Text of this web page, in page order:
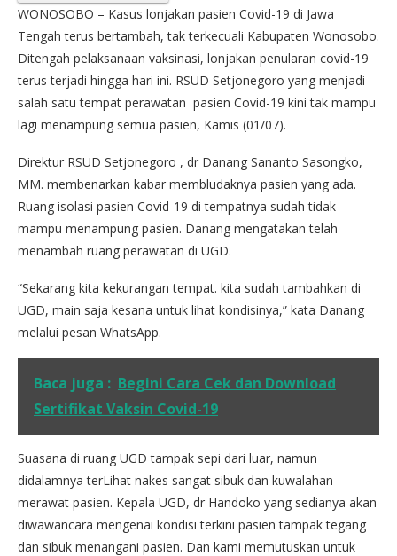
WONOSOBO – Kasus lonjakan pasien Covid-19 di Jawa
Tengah terus bertambah, tak terkecuali Kabupaten Wonosobo.
Ditengah pelaksanaan vaksinasi, lonjakan penularan covid-19
terus terjadi hingga hari ini. RSUD Setjonegoro yang menjadi
salah satu tempat perawatan pasien Covid-19 kini tak mampu
lagi menampung semua pasien, Kamis (01/07).
Direktur RSUD Setjonegoro , dr Danang Sananto Sasongko,
MM. membenarkan kabar membludaknya pasien yang ada.
Ruang isolasi pasien Covid-19 di tempatnya sudah tidak
mampu menampung pasien. Danang mengatakan telah
menambah ruang perawatan di UGD.
“Sekarang kita kekurangan tempat. kita sudah tambahkan di
UGD, main saja kesana untuk lihat kondisinya,” kata Danang
melalui pesan WhatsApp.
Baca juga : Begini Cara Cek dan Download
Sertifikat Vaksin Covid-19
Suasana di ruang UGD tampak sepi dari luar, namun
didalamnya terLihat nakes sangat sibuk dan kuwalahan
merawat pasien. Kepala UGD, dr Handoko yang sedianya akan
diwawancara mengenai kondisi terkini pasien tampak tegang
dan sibuk menangani pasien. Dan kami memutuskan untuk